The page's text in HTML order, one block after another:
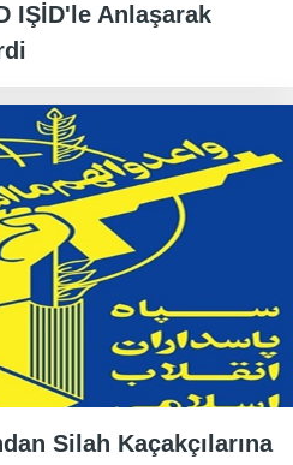
IŞİD'le Anlaşarak
Silah Kaçakçılarına